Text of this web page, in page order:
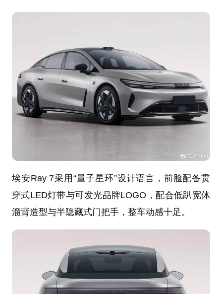
埃安Ray 7采用“量子星环”设计语言，前脸配备贯
穿式LED灯带与可发光品牌LOGO，配合低趴宽体
溜背造型与半隐藏式门把手，整车动感十足。